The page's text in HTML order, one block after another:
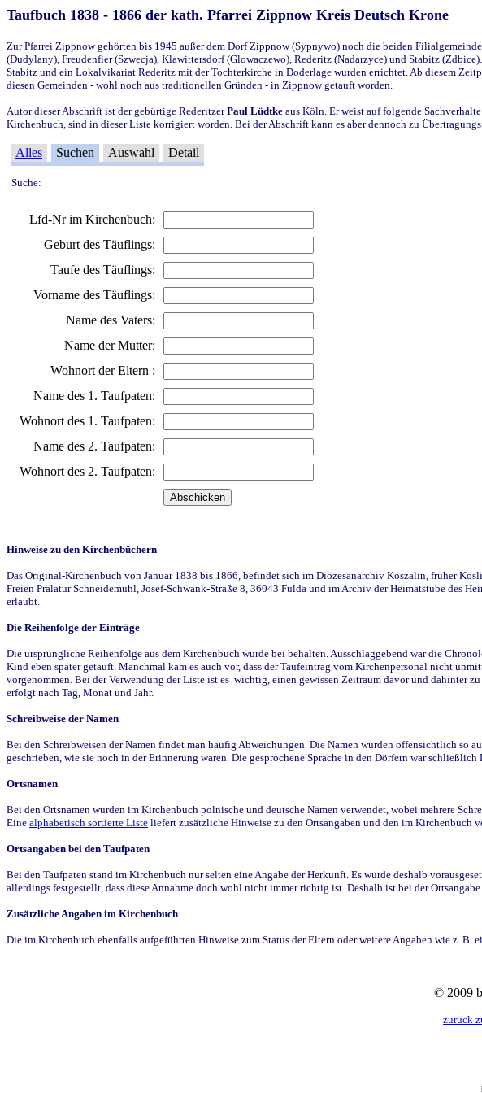
Taufbuch 1838 - 1866 der kath. Pfarrei Zippnow Kreis Deutsch Krone
Zur Pfarrei Zippnow gehörten bis 1945 außer dem Dorf Zippnow (Sypnywo) noch die beiden
(Dudylany), Freudenfier (Szwecja), Klawittersdorf (Glowaczewo), Rederitz (Nadarzyce) und Stabitz
Stabitz und ein Lokalvikariat Rederitz mit der Tochterkirche in Doderlage wurden errichtet. Ab diesem
diesen Gemeinden - wohl noch aus traditionellen Gründen - in Zippnow getauft worden.
Autor dieser Abschrift ist der gebürtige RederitzerPaul Lüdtke aus Köln. Er weist auf folgende
Kirchenbuch, sind in dieser Liste korrigiert worden. Bei der Abschrift kann es aber dennoch zu
Alles Suchen Auswahl Detail
Suche:
Lfd-Nr im Kirchenbuch:
Geburt des Täuflings:
Taufe des Täuflings:
Vorname des Täuflings:
Name des Vaters:
Name der Mutter:
Wohnort der Eltern :
Name des 1. Taufpaten:
Wohnort des 1. Taufpaten:
Name des 2. Taufpaten:
Wohnort des 2. Taufpaten:
Hinweise zu den Kirchenbüchern
Das Original-Kirchenbuch von Januar 1838 bis 1866, befindet sich im Diözesanarchiv Koszalin, früher
Freien Prälatur Schneidemühl, Josef-Schwank-Straße 8, 36043 Fulda und im Archiv der Heimatstube des
erlaubt.
Die Reihenfolge der Einträge
Die ursprüngliche Reihenfolge aus dem Kirchenbuch wurde bei behalten. Ausschlaggebend war die
Kind eben später getauft. Manchmal kam es auch vor, dass der Taufeintrag vom Kirchenpersonal nicht
vorgenommen. Bei der Verwendung der Liste ist es wichtig, einen gewissen Zeitraum davor und dahinter
erfolgt nach Tag, Monat und Jahr.
Schreibweise der Namen
Bei den Schreibweisen der Namen findet man häufig Abweichungen. Die Namen wurden offensichtlich so
geschrieben, wie sie noch in der Erinnerung waren. Die gesprochene Sprache in den Dörfern war
Ortsnamen
Bei den Ortsnamen wurden im Kirchenbuch polnische und deutsche Namen verwendet, wobei mehrere
Eine alphabetisch sortierte Liste liefert zusätzliche Hinweise zu den Ortsangaben und den im Kirchenbuch
Ortsangaben bei den Taufpaten
Bei den Taufpaten stand im Kirchenbuch nur selten eine Angabe der Herkunft. Es wurde deshalb
allerdings festgestellt, dass diese Annahme doch wohl nicht immer richtig ist. Deshalb ist bei der
Zusätzliche Angaben im Kirchenbuch
Die im Kirchenbuch ebenfalls aufgeführten Hinweise zum Status der Eltern oder weitere Angaben wie z. B.
© 2009
zurück